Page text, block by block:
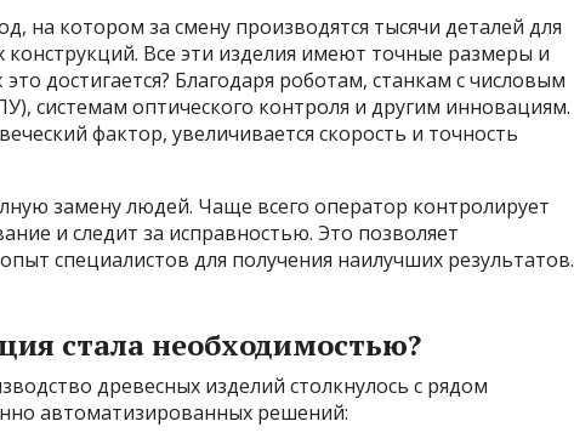
на котором за смену производятся тысячи деталей для
Все эти изделия имеют точные размеры и
достигается? Благодаря роботам, станкам с числовым
системам оптического контроля и другим инновациям.
фактор, увеличивается скорость и точность
замену людей. Чаще всего оператор контролирует
и следит за исправностью. Это позволяет
специалистов для получения наилучших результатов.
стала необходимостью?
древесных изделий столкнулось с рядом
автоматизированных решений: